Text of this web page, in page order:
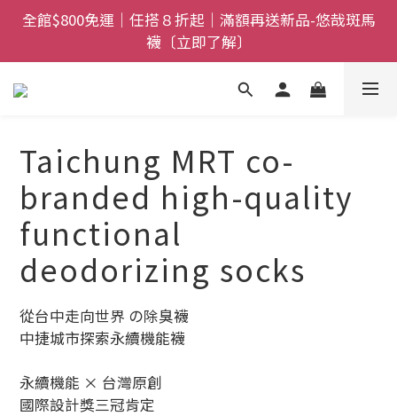
全館$800免運｜任搭８折起｜滿額再送新品-悠哉斑馬
襪〔立即了解〕
全館$800免運｜任搭８折起｜滿額再送新品-悠哉斑馬
襪〔立即了解〕
情人節獻禮｜sNug愛心禮盒甜蜜登場！把舒適與心意
一起送出〔馬上了解〕
父親節禮盒登場｜把舒適送進爸爸的每一天，日夜呵護
一次備好〔馬上了解〕
全館$800免運｜任搭８折起｜滿額再送新品-悠哉斑馬
襪〔立即了解〕
Taichung MRT co-
branded high-quality
functional
deodorizing socks
從台中走向世界 の除臭襪
中捷城市探索永續機能襪
永續機能 × 台灣原創
國際設計獎三冠肯定